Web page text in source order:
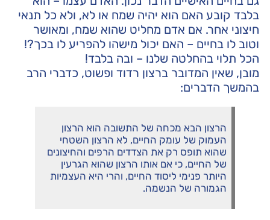
בלבד קובע האם הוא יהיה שמח או לא, ולא כל תנאי
חיצוני אחר. אם אדם מחליט שהוא שמח, ומאושר
וטוב לו בחיים – האם יכול מישהו להפריע לו בכך?!
הכל תלוי בהחלטה שלנו – ובה בלבד!
מובן, שאין המדובר ברצון רדוד ופשוט, כדברי הרב
בהמשך הדברים:
הרצון הבא מכחה של התשובה הוא הרצון
העמוק של עומק החיים, לא הרצון השטחי
שהוא תופס רק את הצדדים הרפים והחיצונים
של החיים, כי אם אותו הרצון שהוא הגרעין
היותר פנימי ליסוד החיים, והרי היא העצמיות
הגמורה של הנשמה.